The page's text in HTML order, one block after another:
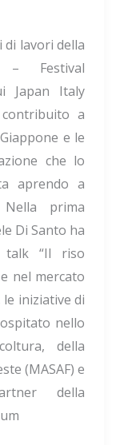
di lavori della
Festival
Japan Italy
contribuito a
e le
che lo
aprendo a
prima
Di Santo ha
talk “Il riso
nel mercato
iniziative di
nello
della
(MASAF) e
della